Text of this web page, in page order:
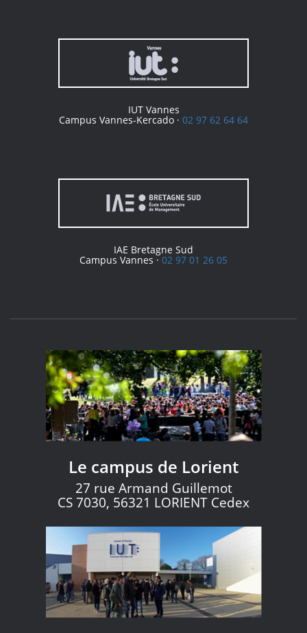
IUT Vannes
Campus Vannes-Kercado · 02 97 62 64 64
IAE Bretagne Sud
Campus Vannes ·02 97 01 26 05
Le campus de Lorient
27 rue Armand Guillemot
CS 7030, 56321 LORIENT Cedex